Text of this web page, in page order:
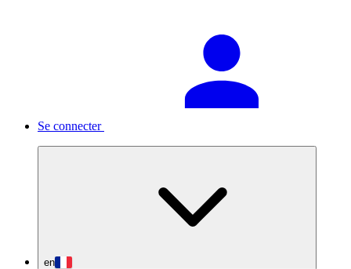
Se connecter
en